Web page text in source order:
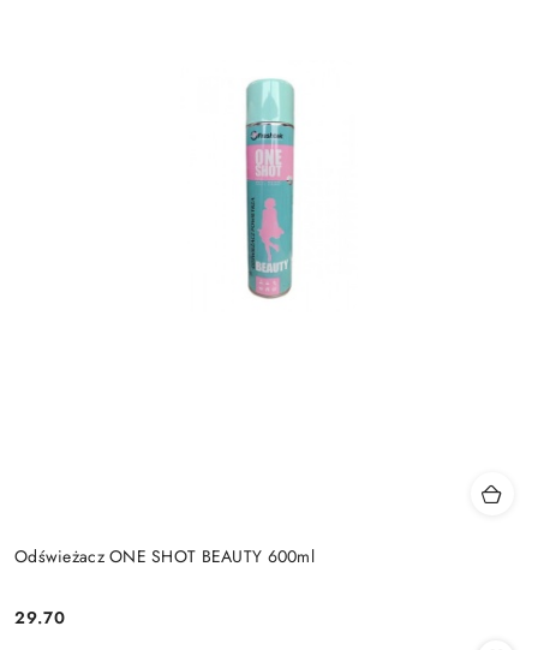
Odświeżacz ONE SHOT BEAUTY 600ml
Cena:
29.70